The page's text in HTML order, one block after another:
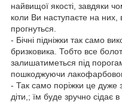
найвищої якості, завдяки
коли Ви наступаєте на
прогнуться.
- Бічні підніжки так само
бризковика. Тобто все
залишатиметься під
пошкоджуючи
- Так само поріжки це дуже
діти,; їм буде зручно